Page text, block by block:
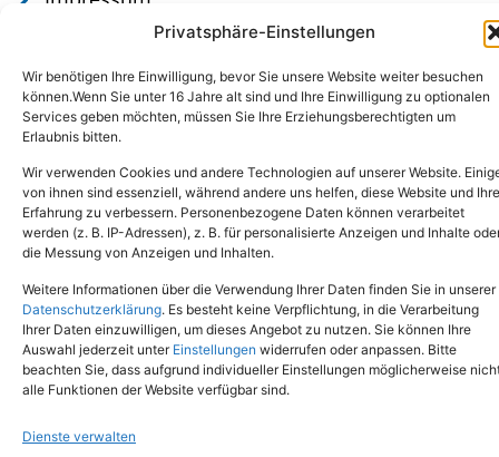
Privatsphäre-Einstellungen
Wir benötigen Ihre Einwilligung, bevor Sie unsere Website weiter besuchen
können.Wenn Sie unter 16 Jahre alt sind und Ihre Einwilligung zu optionalen
Services geben möchten, müssen Sie Ihre Erziehungsberechtigten um
Erlaubnis bitten.
Wir verwenden Cookies und andere Technologien auf unserer Website.
von ihnen sind essenziell, während andere uns helfen, diese Website und Ihre
Erfahrung zu verbessern. Personenbezogene Daten können verarbeitet
werden (z. B. IP-Adressen), z. B. für personalisierte Anzeigen und Inhalte
die Messung von Anzeigen und Inhalten.
Weitere Informationen über die Verwendung Ihrer Daten finden Sie in unserer
Datenschutzerklärung. Es besteht keine Verpflichtung, in die Verarbeitung
Ihrer Daten einzuwilligen, um dieses Angebot zu nutzen. Sie können Ihre
Auswahl jederzeit unter Einstellungen widerrufen oder anpassen. Bitte
beachten Sie, dass aufgrund individueller Einstellungen möglicherweise
alle Funktionen der Website verfügbar sind.
Dienste verwalten
Datenschutz
Copyright © 2024. Alle Rechte vorbehalten.
Tel.: (02651) - 77438info@tierheim-mayen.de
In der Pluns 1, 56727 Mayen